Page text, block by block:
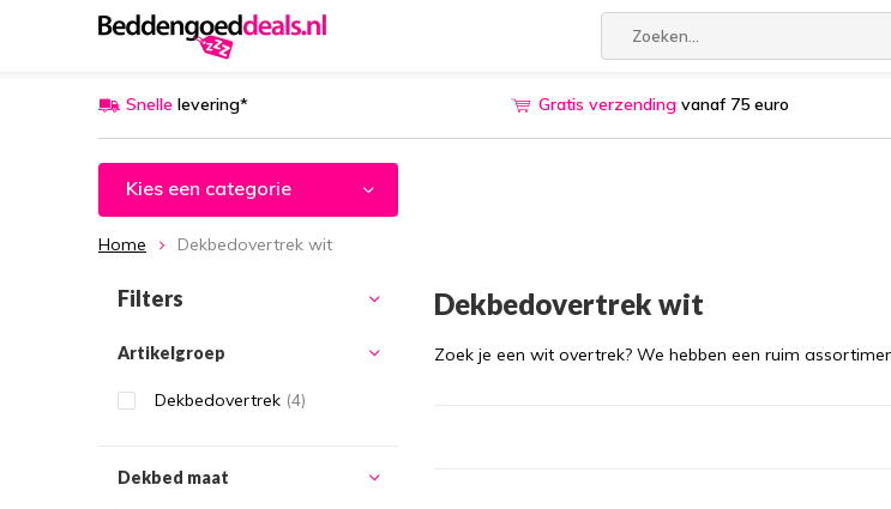
Snelle levering* Gratis verzending vanaf 75 euro
Kies een categorie
Home Dekbedovertrek wit
Dekbedovertrek wit
Zoek je een wit overtrek? We hebben een ruim
Filters
Artikelgroep
Dekbedovertrek (4)
Dekbed maat